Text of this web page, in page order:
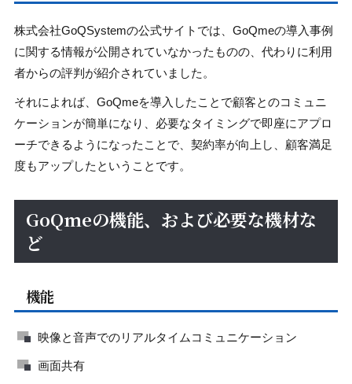
株式会社GoQSystemの公式サイトでは、GoQmeの導入事例
に関する情報が公開されていなかったものの、代わりに利用
者からの評判が紹介されていました。
それによれば、GoQmeを導入したことで顧客とのコミュニ
ケーションが簡単になり、必要なタイミングで即座にアプロ
ーチできるようになったことで、契約率が向上し、顧客満足
度もアップしたということです。
GoQmeの機能、および必要な機材な
ど
機能
映像と音声でのリアルタイムコミュニケーション
画面共有